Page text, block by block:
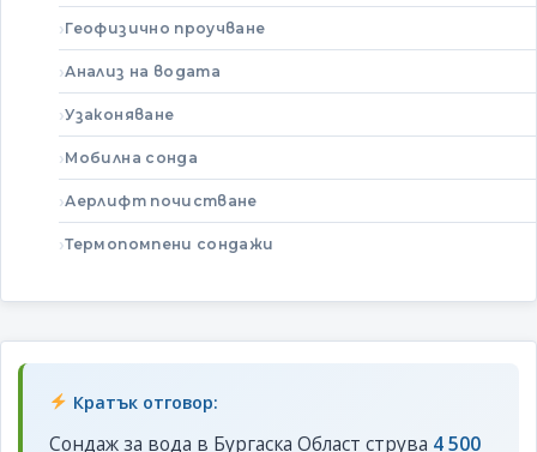
Кратък отговор:
Сондаж за вода в Бургаска Област струва 4 500
Геофизично проучване
Анализ на водата
Узаконяване
Мобилна сонда
Аерлифт почистване
Термопомпени сондажи